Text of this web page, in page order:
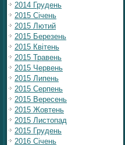
2014 Грудень
2015 Січень
2015 Лютий
2015 Березень
2015 Квітень
2015 Травень
2015 Червень
2015 Липень
2015 Серпень
2015 Вересень
2015 Жовтень
2015 Листопад
2015 Грудень
2016 Січень